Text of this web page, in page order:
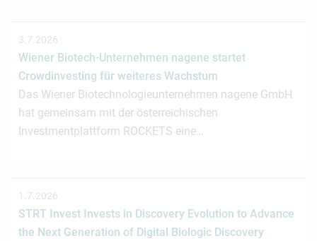
3.7.2026
Wiener Biotech-Unternehmen nagene startet
Crowdinvesting für weiteres Wachstum
Das Wiener Biotechnologieunternehmen nagene GmbH
hat gemeinsam mit der österreichischen
Investmentplattform ROCKETS eine…
1.7.2026
STRT Invest Invests in Discovery Evolution to Advance
the Next Generation of Digital Biologic Discovery